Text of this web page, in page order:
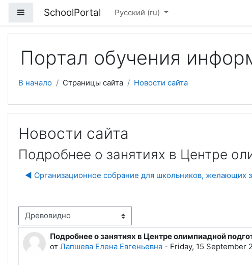
Боковая панель
SchoolPortal Русский ‎(ru)‎
Портал обучения
В начало Страницы сайта Новости сайта
Новости сайта
Подробнее о занятиях в Центре
◀︎ Организационное собрание для школьников, желающих
отображения
Подробнее о занятиях в Центре олимпиадной
от Лапшева Елена Евгеньевна - Friday, 15 September
Количество ответов: 0